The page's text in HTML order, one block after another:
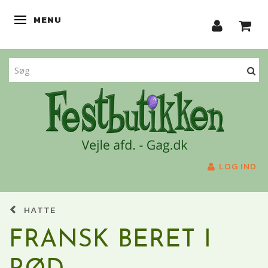
SKIFTE NAVIGATION
MENU
LOG IND
HATTE
FRANSK BERET I